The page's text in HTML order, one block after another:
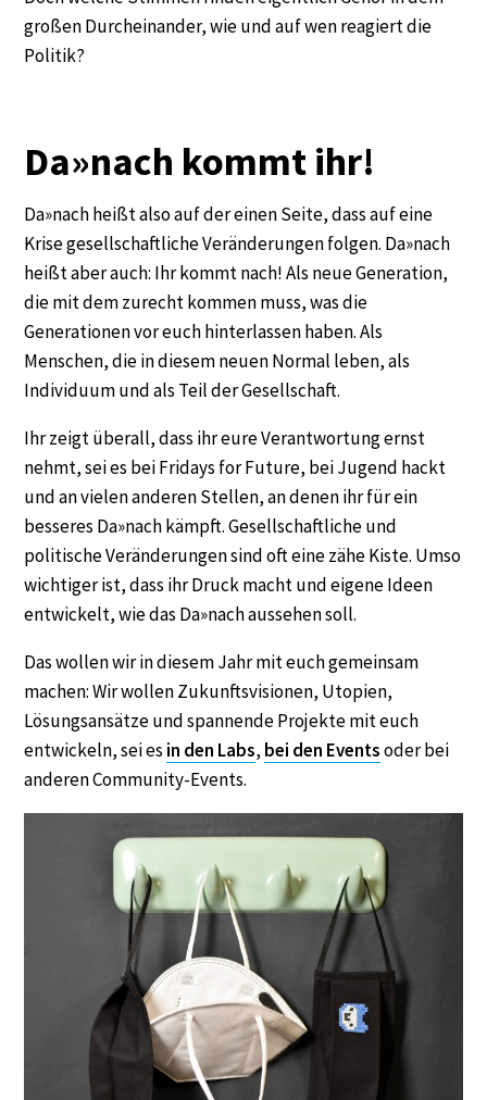
großen Durcheinander, wie und auf wen reagiert die
Politik?
Da»nach kommt ihr!
Da»nach heißt also auf der einen Seite, dass auf eine
Krise gesellschaftliche Veränderungen folgen. Da»nach
heißt aber auch: Ihr kommt nach! Als neue Generation,
die mit dem zurecht kommen muss, was die
Generationen vor euch hinterlassen haben. Als
Menschen, die in diesem neuen Normal leben, als
Individuum und als Teil der Gesellschaft.
Ihr zeigt überall, dass ihr eure Verantwortung ernst
nehmt, sei es bei Fridays for Future, bei Jugend hackt
und an vielen anderen Stellen, an denen ihr für ein
besseres Da»nach kämpft. Gesellschaftliche und
politische Veränderungen sind oft eine zähe Kiste. Umso
wichtiger ist, dass ihr Druck macht und eigene Ideen
entwickelt, wie das Da»nach aussehen soll.
Das wollen wir in diesem Jahr mit euch gemeinsam
machen: Wir wollen Zukunftsvisionen, Utopien,
Lösungsansätze und spannende Projekte mit euch
entwickeln, sei es in den Labs, bei den Eventsoder bei
anderen Community-Events.